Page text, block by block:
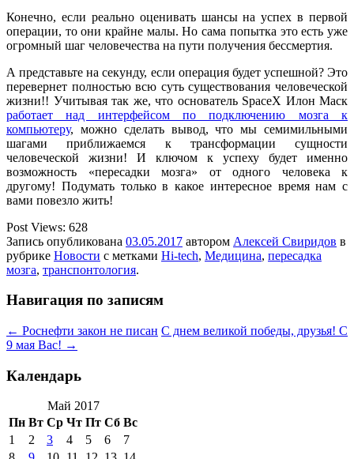
Конечно, если реально оценивать шансы на успех в первой
операции, то они крайне малы. Но сама попытка это есть уже
огромный шаг человечества на пути получения бессмертия.
А представьте на секунду, если операция будет успешной? Это
перевернет полностью всю суть существования человеческой
жизни!! Учитывая так же, что основатель SpaceX Илон Маск
работает над интерфейсом по подключению мозга к
компьютеру, можно сделать вывод, что мы семимильными
шагами приближаемся к трансформации сущности
человеческой жизни! И ключом к успеху будет именно
возможность «пересадки мозга» от одного человека к
другому! Подумать только в какое интересное время нам с
вами повезло жить!
Post Views: 628
Запись опубликована 03.05.2017 автором Алексей Свиридов в
рубрике Новости с метками Hi-tech, Медицина, пересадка
мозга, транспонтология.
Навигация по записям
← Роснефти закон не писан С днем великой победы, друзья! С
9 мая Вас! →
Календарь
Май 2017
Пн Вт Ср Чт Пт Сб Вс
1
2 3 4 5 6
7